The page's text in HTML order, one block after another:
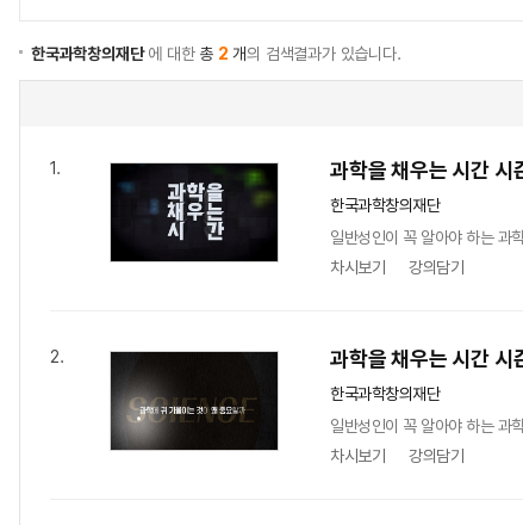
한국과학창의재단에 대한총 2 개의 검색결과가 있습니다.
1. 과학을 채우는 시간 시
한국과학창의재단
일반성인이 꼭 알아야 하는 과
차시보기
강의담기
2. 과학을 채우는 시간 시
한국과학창의재단
일반성인이 꼭 알아야 하는 과
차시보기
강의담기